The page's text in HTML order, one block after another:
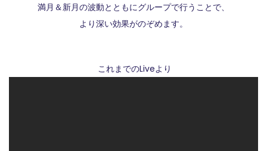
満月＆新月の波動とともにグループで行うことで、
より深い効果がのぞめます。
これまでのLiveより